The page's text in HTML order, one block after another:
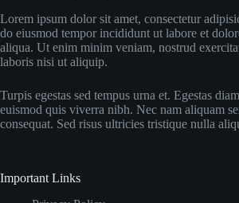
Lorem ipsum dolor sit amet, consectetur
do eiusmod tempor incididunt ut labore et
aliqua. Ut enim minim veniam, nostrud
laboris nisi ut aliquip.
Turpis egestas sed tempus urna et. Egestas
euismod quis viverra nibh. Nec nam aliquam
consequat. Sed risus ultricies tristique nulla
Important Links